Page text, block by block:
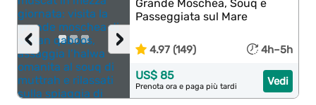
›
‹
Grande Moschea, Souq e
Passeggiata sul Mare
4.97 (149) 4h–5h
Vedi
US$ 85
Prenota ora e paga più tardi